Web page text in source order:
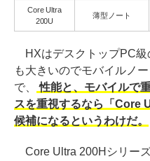
Core Ultra
200U
薄型ノート
HXはデスクトップPC級
も大きいのでモバイルノ
で、
性能と、モバイルで
スを重視するなら「Core
候補になるというわけだ。
Core Ultra 200Hシリー